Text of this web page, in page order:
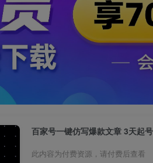
百家号一键仿写爆款文章 3天起
此内容为付费资源，请付费后查看